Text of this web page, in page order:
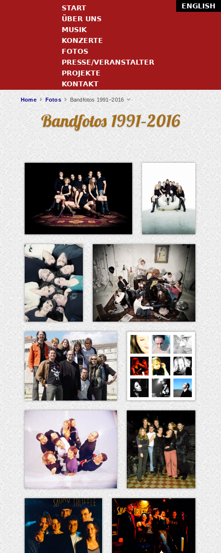
Home Fotos Bandfotos 1991–2016
Bandfotos 1991–2016
START
ÜBER UNS
MUSIK
KONZERTE
FOTOS
PRESSE/VERANSTALTER
PROJEKTE
KONTAKT
ENGLISH